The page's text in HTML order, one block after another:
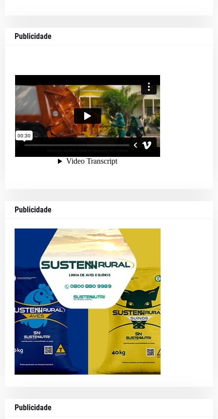
Publicidade
Publicidade
Publicidade